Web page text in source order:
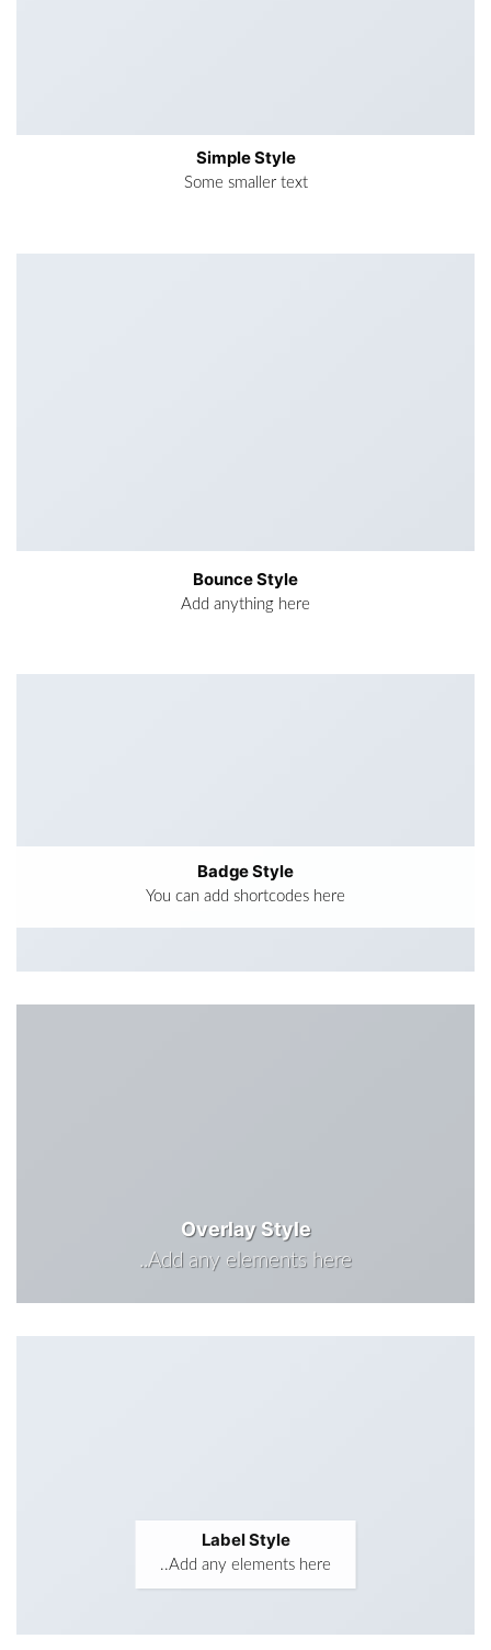
Simple Style
Some smaller text
Bounce Style
Add anything here
Badge Style
You can add shortcodes here
Overlay Style
Add any elements here..
Label Style
Add any elements here..